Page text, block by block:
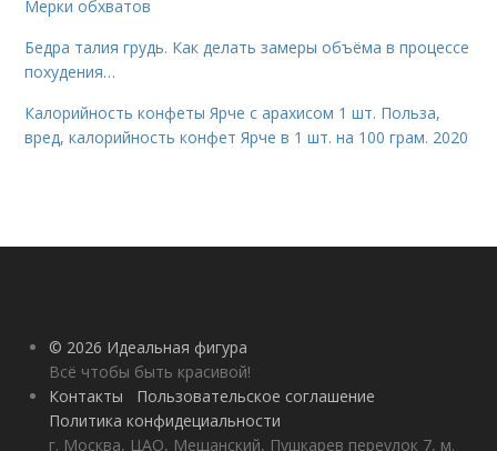
Мерки обхватов
Бедра талия грудь. Как делать замеры объёма в процессе
похудения…
Калорийность конфеты Ярче с арахисом 1 шт. Польза,
вред, калорийность конфет Ярче в 1 шт. на 100 грам. 2020
© 2026 Идеальная фигура
Всё чтобы быть красивой!
Контакты
Пользовательское соглашение
Политика конфидециальности
г. Москва, ЦАО, Мещанский, Пушкарев переулок 7, м.